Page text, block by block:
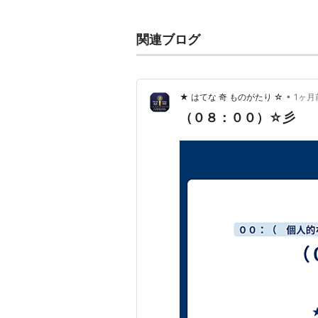
関連ブログ
★ はてな 奇 ものがたり ☆ • 1ヶ月
（０８：００）☆彡